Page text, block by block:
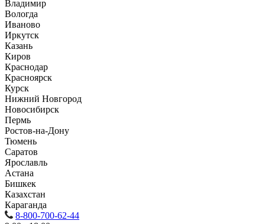
Владимир
Вологда
Иваново
Иркутск
Казань
Киров
Краснодар
Красноярск
Курск
Нижний Новгород
Новосибирск
Пермь
Ростов-на-Дону
Тюмень
Саратов
Ярославль
Астана
Бишкек
Казахстан
Караганда
8-800-700-62-44